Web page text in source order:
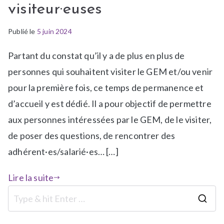
visiteur·euses
Publié le 5 juin 2024
P
b
l
é
d
a
n
a
l
É
i
q
e
t
é
A
e
i
Partant du constat qu’il y a de plus en plus de
personnes qui souhaitent visiter le GEM et/ou venir
pour la première fois, ce temps de permanence et
d’accueil y est dédié. Il a pour objectif de permettre
aux personnes intéressées par le GEM, de le visiter,
de poser des questions, de rencontrer des
adhérent·es/salarié·es… […]
Lire la suite